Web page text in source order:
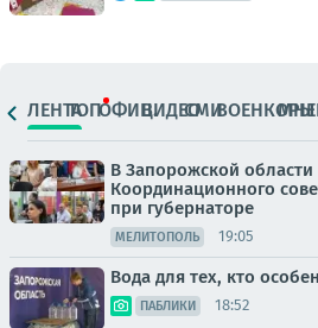
ЛЕНТАТОПОФИЦ.ВИДЕОСМИВОЕНКОРЫ
В Запорожской
Координационного
при губернаторе
МЕЛИТОПОЛЬ 19:05
Вода для тех, кто
ПАБЛИКИ 18:52